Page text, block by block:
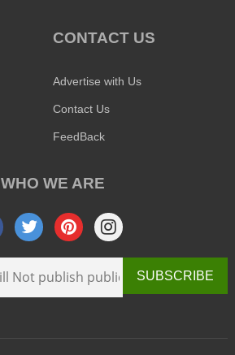
CONTACT US
Advertise with Us
Contact Us
FeedBack
WHO WE ARE
SUBSCRIBE